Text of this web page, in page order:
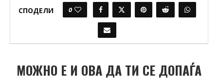
СПОДЕЛИ 0
МОЖНО Е И ОВА ДА ТИ СЕ ДОПАЃА